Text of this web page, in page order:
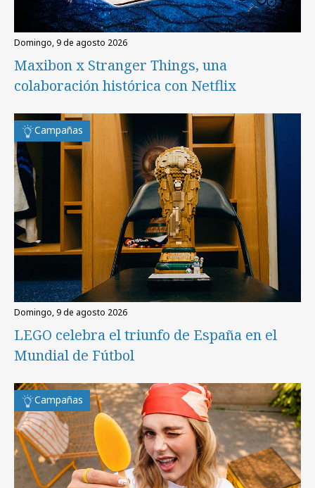
domingo, 9 de agosto 2026
Maxibon x Stranger Things, una
colaboración histórica con Netflix
Campañas
domingo, 9 de agosto 2026
LEGO celebra el triunfo de España en el
Mundial de Fútbol
Campañas